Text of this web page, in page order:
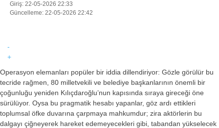
WhatsApp İhbar Hattı
EKONOMI
KÜLTÜR-SANAT
SPOR
DIĞER
Giriş: 22-05-2026 22:33
Güncelleme: 22-05-2026 22:42
-
+
Operasyon elemanları popüler bir iddia dillendiriyor: Gözle görülür bu
tecride rağmen, 80 milletvekili ve belediye başkanlarının önemli bir
çoğunluğu yeniden Kılıçdaroğlu’nun kapısında sıraya gireceği öne
sürülüyor. Oysa bu pragmatik hesabı yapanlar, göz ardı ettikleri
toplumsal öfke duvarına çarpmaya mahkumdur; zira aktörlerin bu
dalgayı çiğneyerek hareket edemeyecekleri gibi, tabandan yükselecek